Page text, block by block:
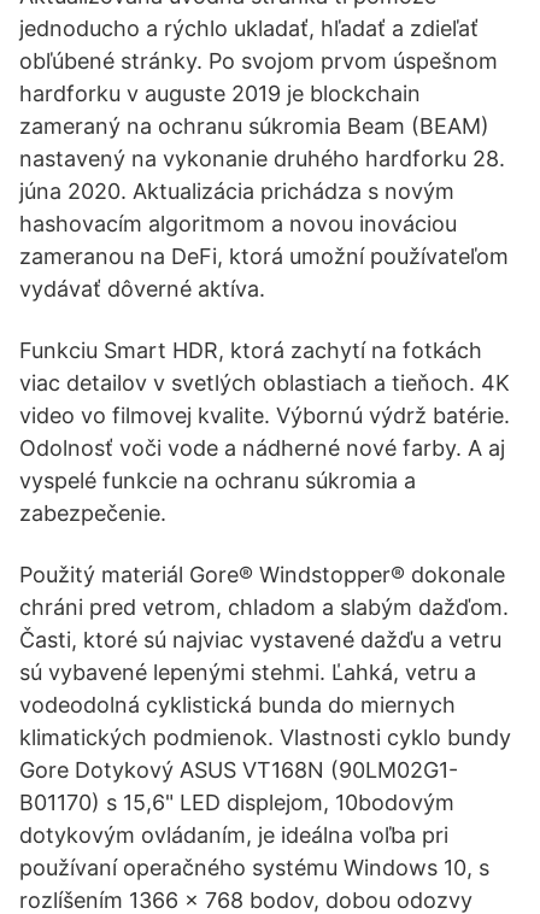
jednoducho a rýchlo ukladať, hľadať a zdieľať
obľúbené stránky. Po svojom prvom úspešnom
hardforku v auguste 2019 je blockchain
zameraný na ochranu súkromia Beam (BEAM)
nastavený na vykonanie druhého hardforku 28.
júna 2020. Aktualizácia prichádza s novým
hashovacím algoritmom a novou inováciou
zameranou na DeFi, ktorá umožní používateľom
vydávať dôverné aktíva.
Funkciu Smart HDR, ktorá zachytí na fotkách
viac detailov v svetlých oblastiach a tieňoch. 4K
video vo filmovej kvalite. Výbornú výdrž batérie.
Odolnosť voči vode a nádherné nové farby. A aj
vyspelé funkcie na ochranu súkromia a
zabezpečenie.
Použitý materiál Gore® Windstopper® dokonale
chráni pred vetrom, chladom a slabým dažďom.
Časti, ktoré sú najviac vystavené dažďu a vetru
sú vybavené lepenými stehmi. Ľahká, vetru a
vodeodolná cyklistická bunda do miernych
klimatických podmienok. Vlastnosti cyklo bundy
Gore Dotykový ASUS VT168N (90LM02G1-
B01170) s 15,6" LED displejom, 10bodovým
dotykovým ovládaním, je ideálna voľba pri
používaní operačného systému Windows 10, s
rozlíšením 1366 × 768 bodov, dobou odozvy